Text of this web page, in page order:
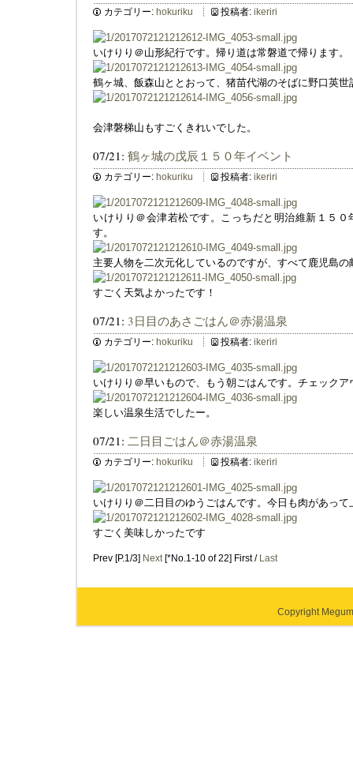
カテゴリー: hokuriku 投稿者: ikeriri
いけりり＠山形紀行です。帰り道は常磐道で帰ります。
鶴ヶ城、飯森山ととおって、猪苗代湖のそばに野口英世
会津磐梯山もすごくきれいでした。
07/21: 鶴ヶ城の戊辰１５０年イベント
カテゴリー: hokuriku 投稿者: ikeriri
いけりり＠会津若松です。こっちだと明治維新１５
す。
主要人物を二次元化しているのですが、すべて鹿児島
すごく天気よかったです！
07/21: 3日目のあさごはん＠赤湯温泉
カテゴリー: hokuriku 投稿者: ikeriri
いけりり＠早いもので、もう朝ごはんです。チェック
楽しい温泉生活でしたー。
07/21: 二日目ごはん＠赤湯温泉
カテゴリー: hokuriku 投稿者: ikeriri
いけりり＠二日目のゆうごはんです。今日も肉があって
すごく美味しかったです
Prev [P.1/3] Next[*No.1-10 of 22] First / Last
Copyright